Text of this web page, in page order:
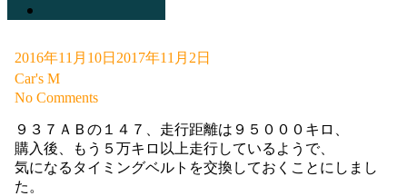
2016年11月10日 2017年11月2日
Car's M
No Comments
９３７ＡＢの１４７、走行距離は９５０００キロ、
購入後、もう５万キロ以上走行しているようで、
気になるタイミングベルトを交換しておくことにしまし
た。